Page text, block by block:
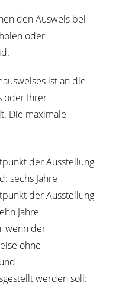
den Ausweis bei
oder
ist an die
oder Ihrer
Die maximale
der Ausstellung
sechs Jahre
der Ausstellung
Jahre
, wenn der
ohne
werden soll: